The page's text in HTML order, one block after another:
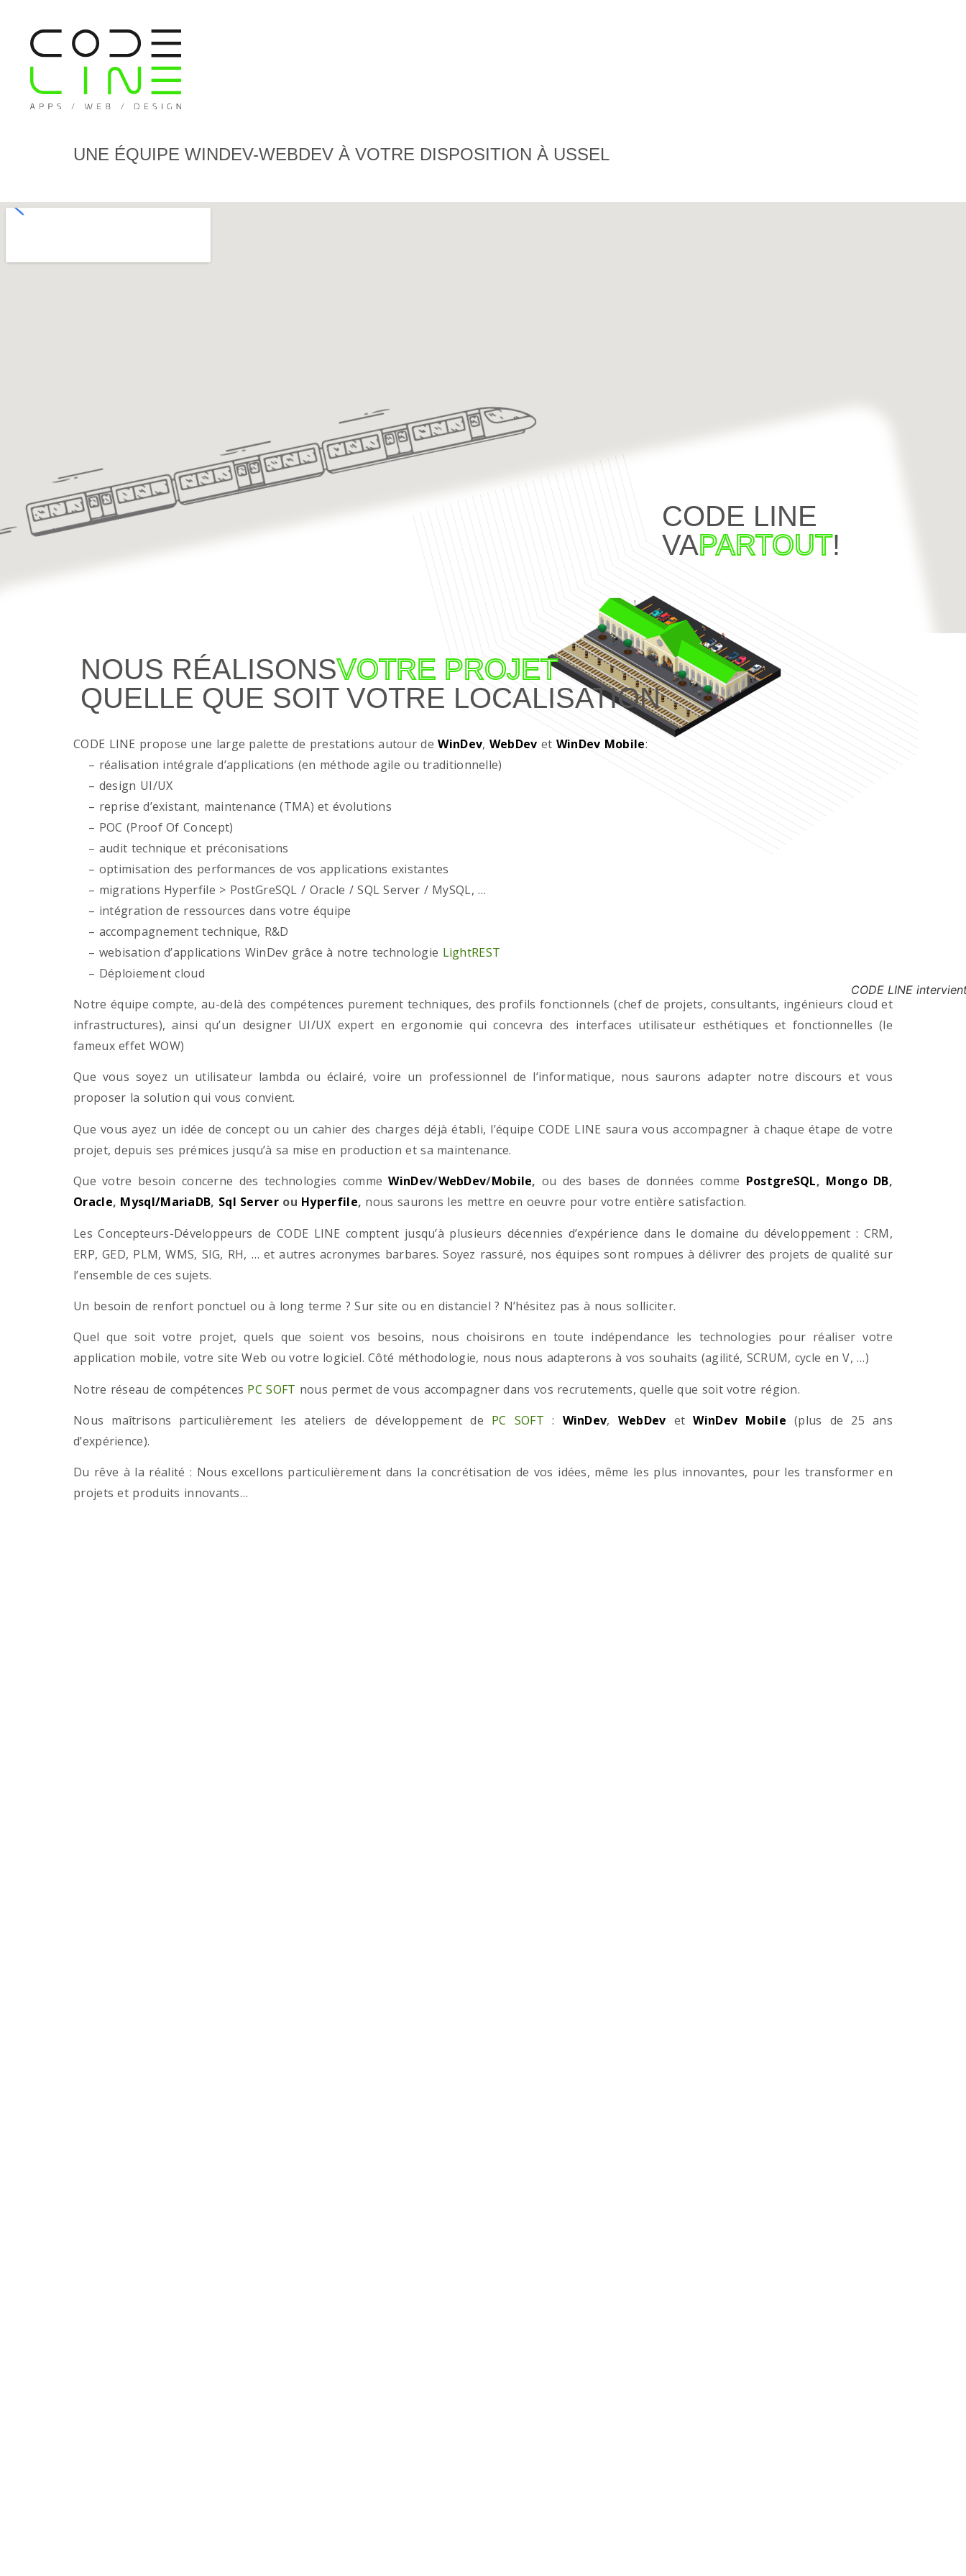
UNE ÉQUIPE WINDEV-WEBDEV À VOTRE DISPOSITION À USSEL
CODE LINE
VAPARTOUT!
NOUS RÉALISONSVOTRE PROJET
QUELLE QUE SOIT VOTRE LOCALISATION
CODE LINE propose une large palette de prestations autour deWinDev, WebDev et WinDev Mobile:
– réalisation intégrale d’applications (en méthode agile ou traditionnelle)
– design UI/UX
– reprise d’existant, maintenance (TMA) et évolutions
– POC (Proof Of Concept)
– audit technique et préconisations
– optimisation des performances de vos applications existantes
– migrations Hyperfile > PostGreSQL / Oracle / SQL Server / MySQL, …
– intégration de ressources dans votre équipe
– accompagnement technique, R&D
– webisation d’applications WinDev grâce à notre technologie LightREST
– Déploiement cloud
Notre équipe compte, au-delà des compétences purement techniques, des profils fonctionnels (chef de projets, consultants, ingénieurs cloud et
infrastructures), ainsi qu’un designer UI/UX expert en ergonomie qui concevra des interfaces utilisateur esthétiques et fonctionnelles (le
fameux effet WOW)
Que vous soyez un utilisateur lambda ou éclairé, voire un professionnel de l’informatique, nous saurons adapter notre discours et vous
proposer la solution qui vous convient.
Que vous ayez un idée de concept ou un cahier des charges déjà établi, l’équipe CODE LINE saura vous accompagner à chaque étape de votre
projet, depuis ses prémices jusqu’à sa mise en production et sa maintenance.
Que votre besoin concerne des technologies commeWinDev/WebDev/Mobile, ou des bases de données comme PostgreSQL, Mongo DB,
Oracle, Mysql/MariaDB, Sql Serverou Hyperfile, nous saurons les mettre en oeuvre pour votre entière satisfaction.
Les Concepteurs-Développeurs de CODE LINE comptent jusqu’à plusieurs décennies d’expérience dans le domaine du développement : CRM,
ERP, GED, PLM, WMS, SIG, RH, … et autres acronymes barbares. Soyez rassuré, nos équipes sont rompues à délivrer des projets de qualité sur
l’ensemble de ces sujets.
Un besoin de renfort ponctuel ou à long terme ? Sur site ou en distanciel ? N’hésitez pas à nous solliciter.
Quel que soit votre projet, quels que soient vos besoins, nous choisirons en toute indépendance les technologies pour réaliser votre
application mobile, votre site Web ou votre logiciel. Côté méthodologie, nous nous adapterons à vos souhaits (agilité, SCRUM, cycle en V, …)
Notre réseau de compétences PC SOFT nous permet de vous accompagner dans vos recrutements, quelle que soit votre région.
Nous maîtrisons particulièrement les ateliers de développement de PC SOFT : WinDev, WebDev et WinDev Mobile (plus de 25 ans
d’expérience).
Du rêve à la réalité : Nous excellons particulièrement dans la concrétisation de vos idées, même les plus innovantes, pour les transformer en
projets et produits innovants…
CODE LINE